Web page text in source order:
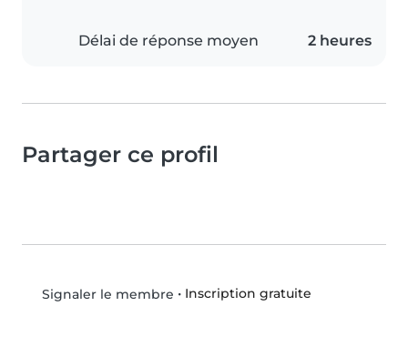
Délai de réponse moyen 2 heures
Partager ce profil
Signaler le membre • Inscription gratuite